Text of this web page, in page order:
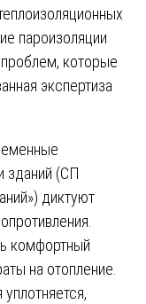
пароизоляции
которые
экспертиза
зданий (СП
диктуют
комфортный
на отопление.